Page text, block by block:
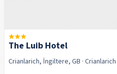
The Luib Hotel
Crianlarich, İngiltere, GB · Crianlarich